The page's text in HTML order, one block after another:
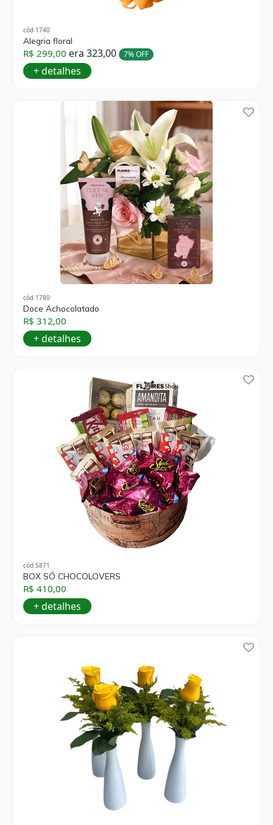
cód 1740
Alegria floral
R$ 299,00 era 323,00 7% OFF
+ detalhes
cód 1780
Doce Achocolatado
R$ 312,00
+ detalhes
cód 5871
BOX SÓ CHOCOLOVERS
R$ 410,00
+ detalhes